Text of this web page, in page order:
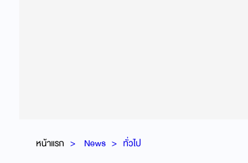
หน้าแรก News ทั่วไป